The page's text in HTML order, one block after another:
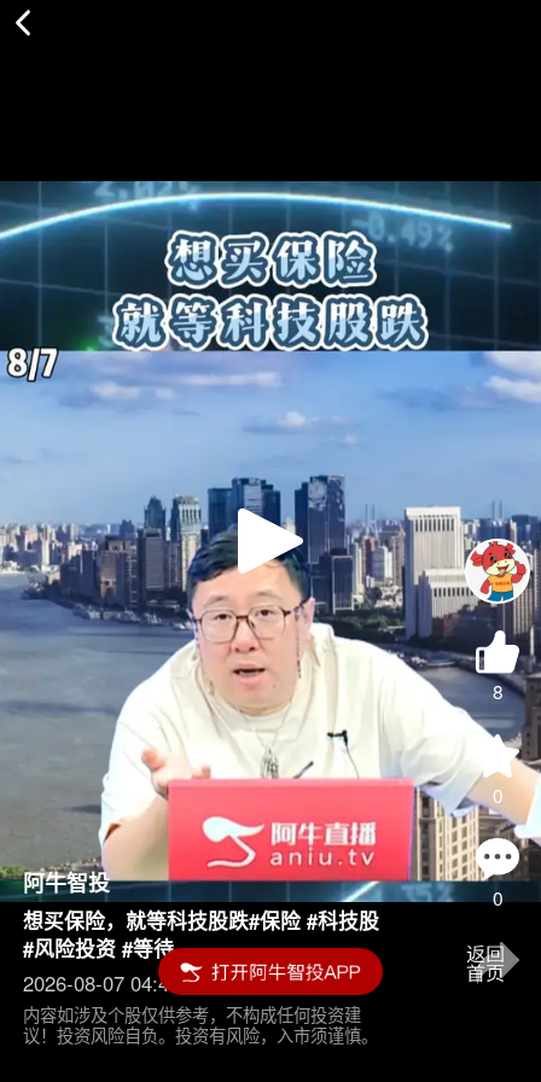
Play
Video
8
0
0
阿牛智投
想买保险，就等科技股跌#保险 #科技股
#风险投资 #等待
2026-08-07 04:45
内容如涉及个股仅供参考，不构成任何投资建
议！投资风险自负。投资有风险，入市须谨慎。